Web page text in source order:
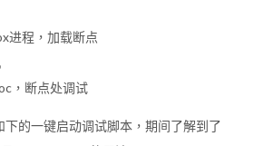
进程，加载断点
，断点处调试
的一键启动调试脚本，期间了解到了